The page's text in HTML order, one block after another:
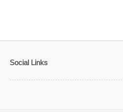
Social Links